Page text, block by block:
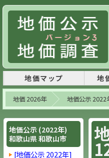
地価マップ 地
地価 2026年 地価公示 2022
地価公示 (2022年)
和歌山県 和歌山市
[地価公示 2022年]